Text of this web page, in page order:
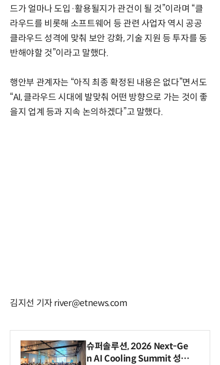
드가 얼마나 도입·활용될지가 관건이 될 것”이라며 “클
라우드를 비롯해 소프트웨어 등 관련 사업자 역시 공공
클라우드 성격에 맞춰 보안 강화, 기술 지원 등 투자를 동
반해야할 것”이라고 말했다.
행안부 관계자는 “아직 최종 확정된 내용은 없다”면서도
“AI, 클라우드 시대에 발맞춰 어떤 방향으로 가는 것이 좋
을지 업계 등과 지속 논의하겠다”고 말했다.
김지선 기자 river@etnews.com
슈퍼솔루션, 2026 Next-Ge
n AI Cooling Summit 성황